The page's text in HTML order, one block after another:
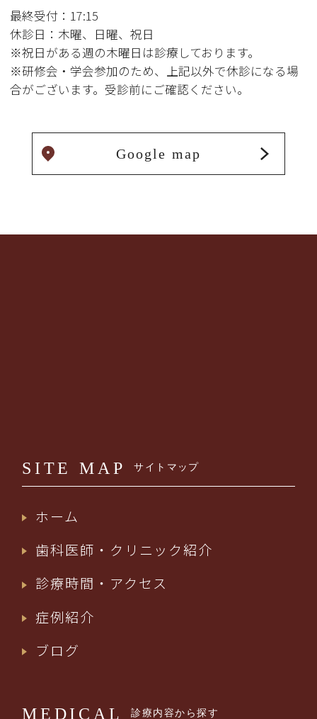
最終受付：17:15
休診日：木曜、日曜、祝日
※祝日がある週の木曜日は診療しております。
※研修会・学会参加のため、上記以外で休診になる場
合がございます。受診前にご確認ください。
Google map
SITE MAP サイトマップ
ホーム
歯科医師・クリニック紹介
診療時間・アクセス
症例紹介
ブログ
MEDICAL 診療内容から探す